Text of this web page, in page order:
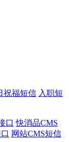
祝福短信 入职短
口 快消品CMS
网站CMS短信